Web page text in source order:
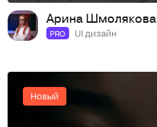
Арина Шмолякова
PRO UI дизайн
Новый